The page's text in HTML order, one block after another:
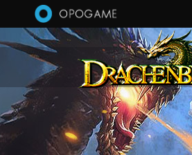
Direkt zum Inhalt